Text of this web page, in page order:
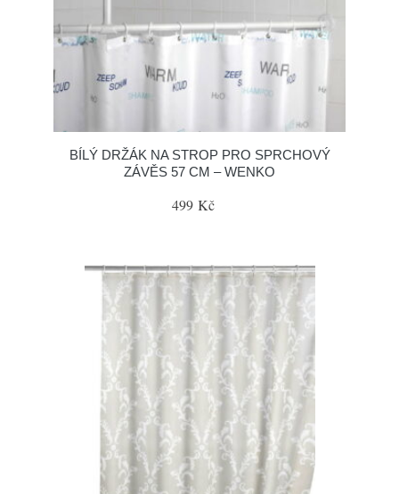
BÍLÝ DRŽÁK NA STROP PRO SPRCHOVÝ
ZÁVĚS 57 CM – WENKO
499 Kč